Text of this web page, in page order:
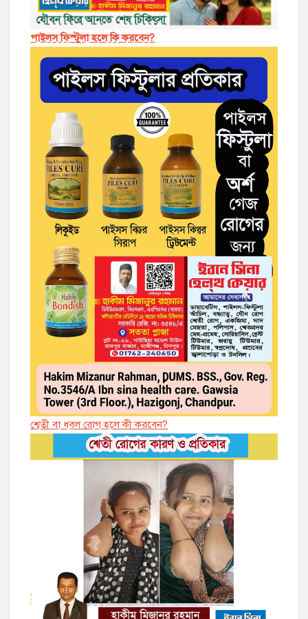
পাইলস ফিস্টুলা হলে কি করবেন?
শ্বেতী বা ধবল রোগ হলে কী করবেন?